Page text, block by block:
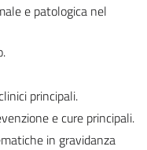
e patologica nel
principali.
e cure principali.
in gravidanza